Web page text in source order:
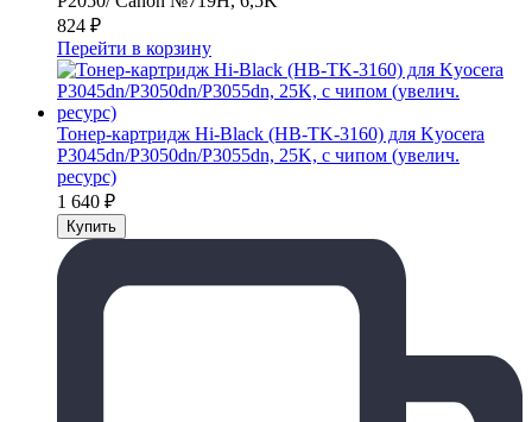
824 ₽
Перейти в корзину
Тонер-картридж Hi-Black (HB-TK-3160) для Kyocera
P3045dn/P3050dn/P3055dn, 25K, с чипом (увелич.
ресурс)
1 640 ₽